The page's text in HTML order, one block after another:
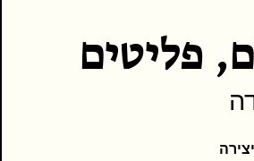
פליטים